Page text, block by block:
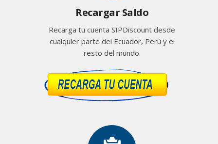
Recargar Saldo
Recarga tu cuenta SIPDiscount desde
cualquier parte del Ecuador, Perú y el
resto del mundo.